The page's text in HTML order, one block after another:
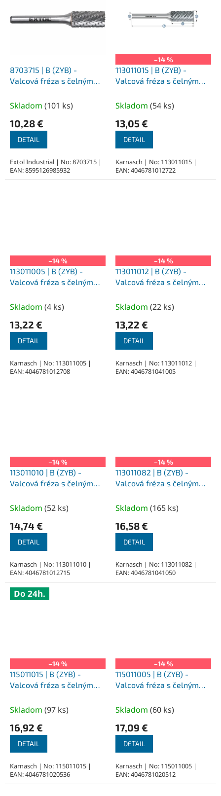
8703715 | B (ZYB) -
Valcová fréza s čelným
70 mm, nepovlakované
Skladom (101 ks)
10,28 €
DETAIL
Extol Industrial | No: 8703715 |
EAN: 8595126985932
–14 %
113011015 | B (ZYB) -
Valcová fréza s čelným
38 mm, nepovlakované
Skladom (54 ks)
13,05 €
DETAIL
Karnasch | No: 113011015 |
EAN: 4046781012722
–14 %
113011005 | B (ZYB) -
Valcová fréza s čelným
mm, nepovlakované
Skladom (4 ks)
13,22 €
DETAIL
Karnasch | No: 113011005 |
EAN: 4046781012708
–14 %
113011012 | B (ZYB) -
Valcová fréza s čelným
38 mm, nepovlakované
Skladom (22 ks)
13,22 €
DETAIL
Karnasch | No: 113011012 |
EAN: 4046781041005
–14 %
113011010 | B (ZYB) -
Valcová fréza s čelným
38 mm, nepovlakované
Skladom (52 ks)
14,74 €
DETAIL
Karnasch | No: 113011010 |
EAN: 4046781012715
–14 %
113011082 | B (ZYB) -
Valcová fréza s čelným
58 mm, nepovlakované
Skladom (165 ks)
16,58 €
DETAIL
Karnasch | No: 113011082 |
EAN: 4046781041050
Do 24h.
–14 %
115011015 | B (ZYB) -
Valcová fréza s čelným
38 mm, povlakované
Skladom (97 ks)
16,92 €
DETAIL
Karnasch | No: 115011015 |
EAN: 4046781020536
–14 %
115011005 | B (ZYB) -
Valcová fréza s čelným
mm, povlakované
Skladom (60 ks)
17,09 €
DETAIL
Karnasch | No: 115011005 |
EAN: 4046781020512